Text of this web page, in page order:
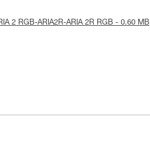
2 RGB-ARIA2R-ARIA 2R RGB - 0.60 MB